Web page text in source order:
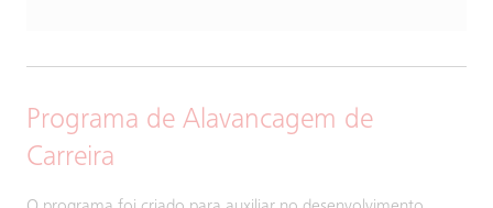
Programa de Alavancagem de
Carreira